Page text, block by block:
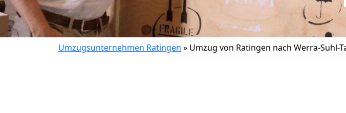
Umzugsunternehmen Ratingen » Umzug von Ratingen nach Werra-Suhl-